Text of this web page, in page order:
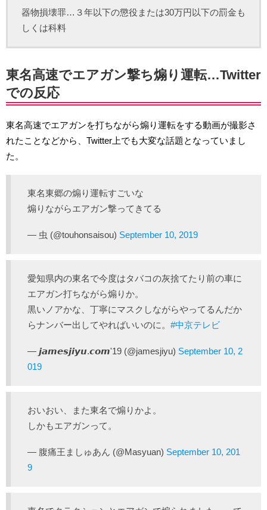
器物損壊罪…３年以下の懲役または30万円以下の罰金も
しくは科料
東名高速でエアガン撃ち煽り運転…Twitter
での反応
東名高速でエアガンを打ちながら煽り運転をする動画が撮影さ
れたことなどから、Twitter上でも大変な話題となっていまし
た。
東名東郷の煽り運転すごいな
煽りながらエアガン撃ってきてる
— 虫 (@touhonsaisou) September 10, 2019
愛知県内の東名で今度はタバコの灰捨てたり前の車に
エアガン打ちながら煽りか。
黒いノアかな、丁寧にマスクしながらやってるんだか
らナンバー出してやればいいのに。 #中京テレビ
— 𝙟𝙖𝙢𝙚𝙨𝙟𝙞𝙮𝙪.𝙘𝙤𝙢'19 (@jamesjiyu) September 10, 2
019
おいおい、また東名で煽りかよ。
しかもエアガンって。
— 腹痛王ましゅあん (@Masyuan) September 10, 201
9